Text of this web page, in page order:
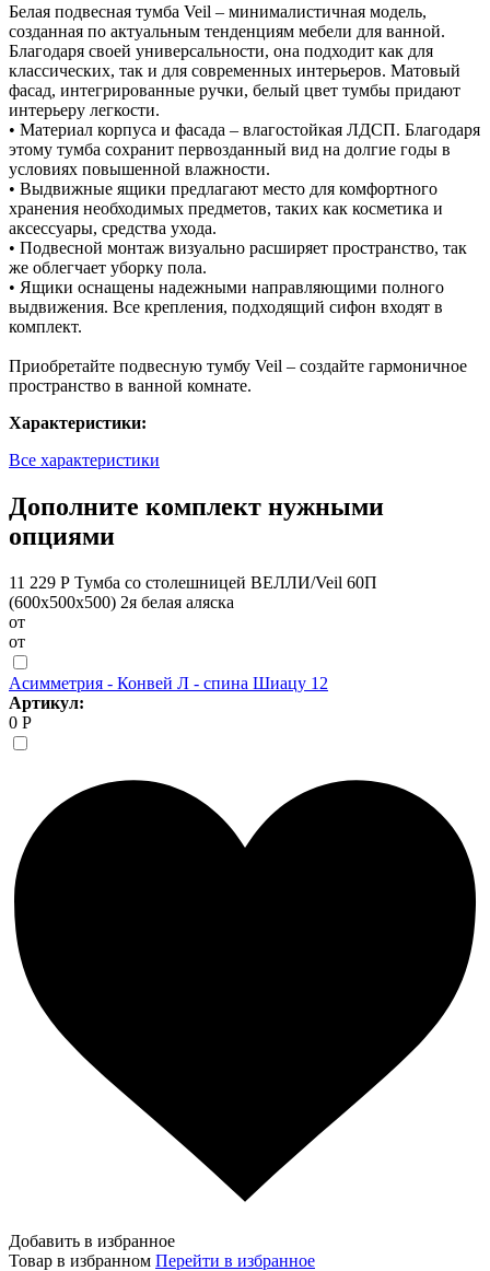
Белая подвесная тумба Veil – минималистичная модель,
созданная по актуальным тенденциям мебели для ванной.
Благодаря своей универсальности, она подходит как для
классических, так и для современных интерьеров. Матовый
фасад, интегрированные ручки, белый цвет тумбы придают
интерьеру легкости.
• Материал корпуса и фасада – влагостойкая ЛДСП. Благодаря
этому тумба сохранит первозданный вид на долгие годы в
условиях повышенной влажности.
• Выдвижные ящики предлагают место для комфортного
хранения необходимых предметов, таких как косметика и
аксессуары, средства ухода.
• Подвесной монтаж визуально расширяет пространство, так
же облегчает уборку пола.
• Ящики оснащены надежными направляющими полного
выдвижения. Все крепления, подходящий сифон входят в
комплект.
Приобретайте подвесную тумбу Veil – создайте гармоничное
пространство в ванной комнате.
Характеристики:
Все характеристики
Дополните комплект нужными
опциями
11 229 Р Тумба со столешницей ВЕЛЛИ/Veil 60П
(600х500х500) 2я белая аляска
от
от
Асимметрия - Конвей Л - спина Шиацу 12
Артикул:
0 Р
Добавить в избранное
Товар в избранном Перейти в избранное